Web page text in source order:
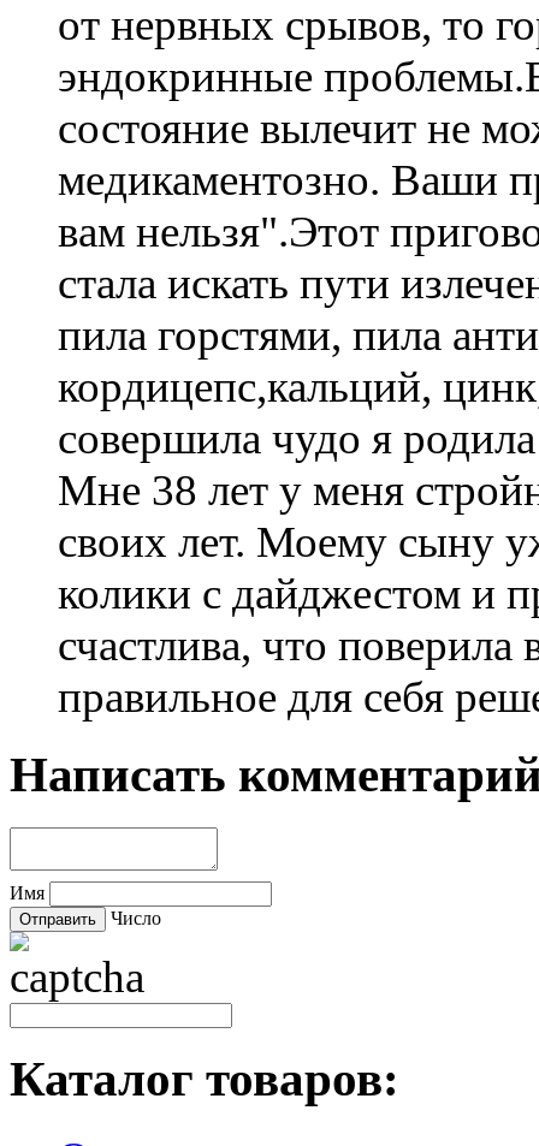
от нервных срывов, то
эндокринные
состояние вылечит не
медикаментозно. Ваши
вам нельзя".Этот
стала искать пути
пила горстями, пила
кордицепс,кальций,
совершила чудо я
Мне 38 лет у меня
своих лет. Моему сыну
колики с дайджестом и
счастлива, что
правильное для себя
Написать
Имя
Число
Каталог товаров: